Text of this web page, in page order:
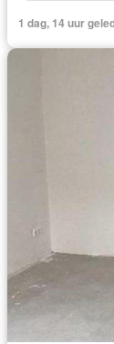
1 dag, 14 uur